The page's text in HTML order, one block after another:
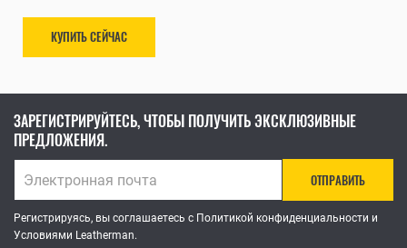
КУПИТЬ СЕЙЧАС
ЗАРЕГИСТРИРУЙТЕСЬ, ЧТОБЫ ПОЛУЧИТЬ ЭКСКЛЮЗИВНЫЕ
ПРЕДЛОЖЕНИЯ.
ОТПРАВИТЬ
Регистрируясь, вы соглашаетесь с Политикой конфиденциальности и
Условиями Leatherman.